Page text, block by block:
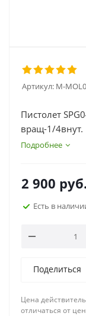
Артикул: M-
Пистолет
вращ-1/
Подробнее
2 900 руб.
Есть в
Поделиться
Цена
отличаться от